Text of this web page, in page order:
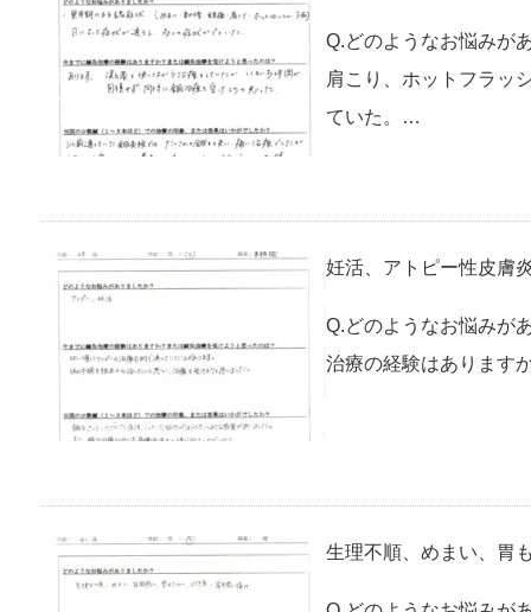
Q.どのようなお悩みが
肩こり、ホットフラッ
ていた。…
妊活、アトピー性皮膚
Q.どのようなお悩みが
治療の経験はあります
生理不順、めまい、胃